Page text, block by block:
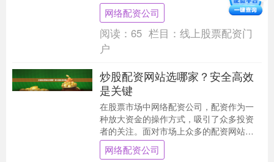
的普及，证券配资APP成为了投资者便捷操
作的首选。本....
网络配资公司
阅读： 65 栏目： 线上股票配资门
户
炒股配资网站选哪家？安全高效
是关键
在股票市场中网络配资公司，配资作为一
种放大资金的操作方式，吸引了众多投资
者的关注。面对市场上众多的配资网站，
如何选择一家既安全又高效的平台，成为
投资者首先需要解....
网络配资公司